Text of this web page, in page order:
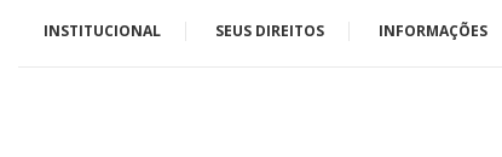
INSTITUCIONAL SEUS DIREITOS INFORMAÇÕES